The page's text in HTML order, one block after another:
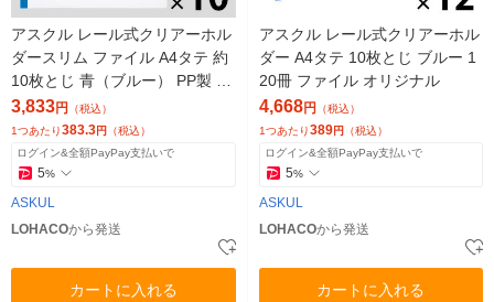
アスクル レール式クリアーホル
ダースリム ファイル A4タテ 約
10枚とじ 青（ブルー） PP製 10
袋（100冊） オリジナル
3,833円
（税込）
1つあたり383.3円 （税込）
ログイン&全額PayPay支払いで
5%
ASKUL
LOHACOから発送
カートに入れる
アスクル レール式クリアーホル
ダー A4タテ 10枚とじ ブルー 1
20冊 ファイル オリジナル
4,668円
（税込）
1つあたり389円 （税込）
ログイン&全額PayPay支払いで
5%
ASKUL
LOHACOから発送
カートに入れる